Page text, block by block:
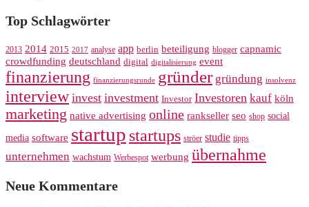
Top Schlagwörter
2013 2014 2015 2017 analyse app berlin beteiligung blogger capnamic
crowdfunding deutschland digital digitalisierung event
finanzierung finanzierungsrunde gründer gründung insolvenz
interview invest investment Investor Investoren kauf köln
marketing native advertising online rankseller seo shop social
media software startup startups ströer studie tipps
unternehmen wachstum Werbespot werbung übernahme
Neue Kommentare